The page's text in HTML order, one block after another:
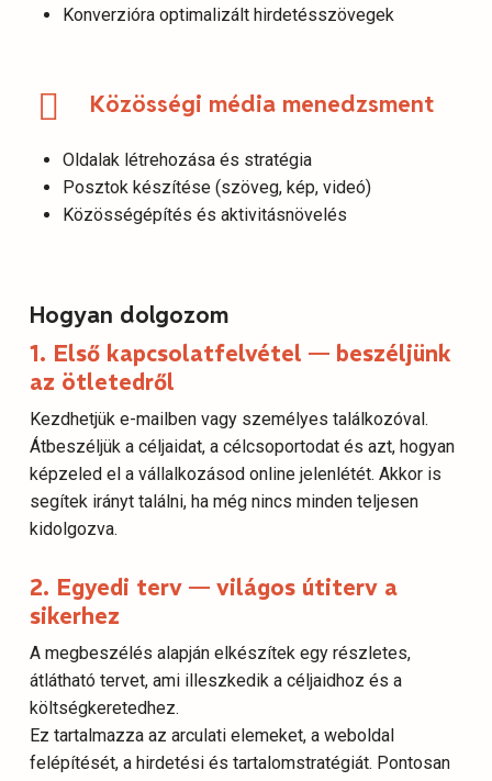
Konverzióra optimalizált hirdetésszövegek
Közösségi média menedzsment
Oldalak létrehozása és stratégia
Posztok készítése (szöveg, kép, videó)
Közösségépítés és aktivitásnövelés
Hogyan dolgozom
1. Első kapcsolatfelvétel — beszéljünk
az ötletedről
Kezdhetjük e-mailben vagy személyes találkozóval.
Átbeszéljük a céljaidat, a célcsoportodat és azt, hogyan
képzeled el a vállalkozásod online jelenlétét. Akkor is
segítek irányt találni, ha még nincs minden teljesen
kidolgozva.
2. Egyedi terv — világos útiterv a
sikerhez
A megbeszélés alapján elkészítek egy részletes,
átlátható tervet, ami illeszkedik a céljaidhoz és a
költségkeretedhez.
Ez tartalmazza az arculati elemeket, a weboldal
felépítését, a hirdetési és tartalomstratégiát. Pontosan